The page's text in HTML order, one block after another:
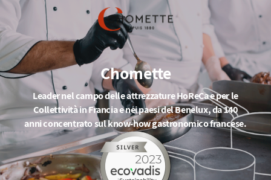
Chomette
Leader nel campo delle attrezzature HoReCa e per le
Collettività in Francia e nei paesi del Benelux, da 140
anni concentrato sul know-how gastronomico francese.